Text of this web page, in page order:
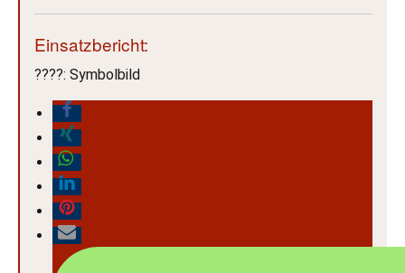
Einsatzbericht:
????: Symbolbild